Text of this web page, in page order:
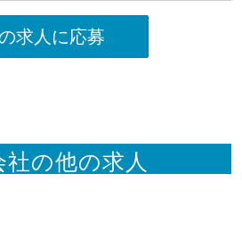
求人に応募
社の他の求人